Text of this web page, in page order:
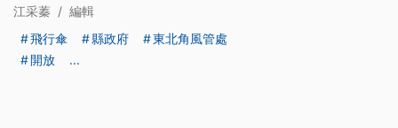
江采蓁 / 編輯
飛行傘
縣政府
東北角風管處
開放
...